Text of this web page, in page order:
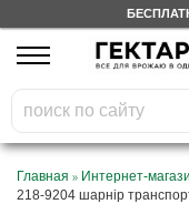
На вашем
бонусном счете
Бесплатно по
Главная » Интернет-
218-9204 шарнір